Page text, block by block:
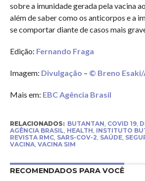
sobre a imunidade gerada pela vacina
além de saber como os anticorpos e a
se comportar diante de casos mais
Edição: Fernando Fraga
Imagem: Divulgação – © Breno Esaki/
Mais em: EBC Agência Brasil
RELACIONADOS: BUTANTAN COVID 19,
AGÊNCIA BRASIL HEALTH INSTITUTO
REVISTA RMC, SARS-COV-2 SAÚDE,
VACINA, VACINA SIM
RECOMENDADOS PARA VOCÊ